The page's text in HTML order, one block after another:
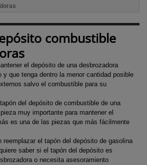
combustible
el depósito de una desbrozadora
y que tenga dentro la menor cantidad posible
salvo el combustible para su
del depósito de combustible de una
muy importante para mantener el
es una de las piezas que más fácilmente
reemplazar el tapón del depósito de gasolina
saber si el tapón del depósito es
o necesita asesoramiento